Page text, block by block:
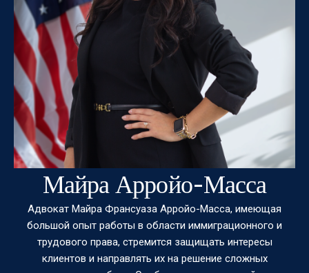
Майра Арройо-Масса
Адвокат Майра Франсуаза Арройо-Масса, имеющая
большой опыт работы в области иммиграционного и
трудового права, стремится защищать интересы
клиентов и направлять их на решение сложных